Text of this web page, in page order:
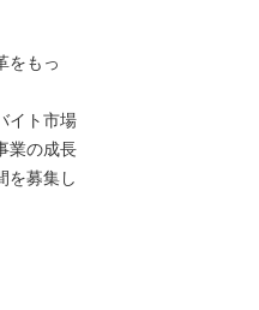
をもっ
イト市場
業の成長
を募集し